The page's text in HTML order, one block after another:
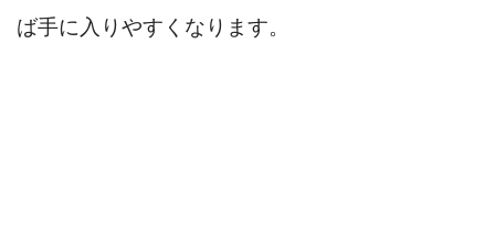
ば手に入りやすくなります。